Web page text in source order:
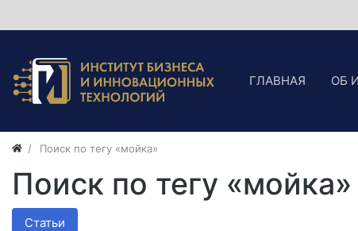
ГЛАВНАЯ ОБ
Поиск по тегу «мойка»
Поиск по тегу «мойка»
Статьи